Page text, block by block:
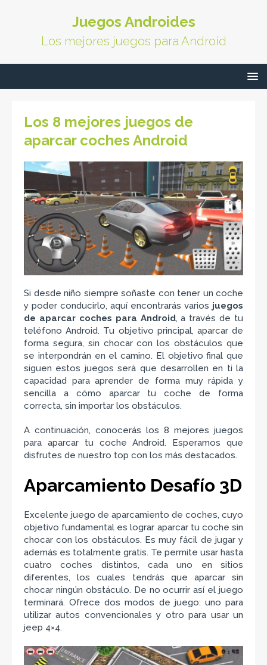
Juegos Androides
Los mejores juegos para Android
Los 8 mejores juegos de
aparcar coches Android
Si desde niño siempre soñaste con tener un coche
y poder conducirlo, aquí encontrarás varios juegos
de aparcar coches para Android, a través de tu
teléfono Android. Tu objetivo principal, aparcar de
forma segura, sin chocar con los obstáculos que
se interpondrán en el camino. El objetivo final que
siguen estos juegos será que desarrollen en ti la
capacidad para aprender de forma muy rápida y
sencilla a cómo aparcar tu coche de forma
correcta, sin importar los obstáculos.
A continuación, conocerás los 8 mejores juegos
para aparcar tu coche Android. Esperamos que
disfrutes de nuestro top con los más destacados.
Aparcamiento Desafío 3D
Excelente juego de aparcamiento de coches, cuyo
objetivo fundamental es lograr aparcar tu coche sin
chocar con los obstáculos. Es muy fácil de jugar y
además es totalmente gratis. Te permite usar hasta
cuatro coches distintos, cada uno en sitios
diferentes, los cuales tendrás que aparcar sin
chocar ningún obstáculo. De no ocurrir así el juego
terminará. Ofrece dos modos de juego: uno para
utilizar autos convencionales y otro para usar un
jeep 4×4.